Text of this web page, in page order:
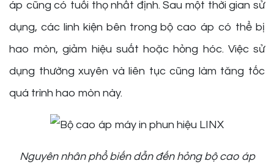
áp cũng có tuổi thọ nhất định. Sau một thời gian sử
dụng, các linh kiện bên trong bộ cao áp có thể bị
hao mòn, giảm hiệu suất hoặc hỏng hóc. Việc sử
dụng thường xuyên và liên tục cũng làm tăng tốc
quá trình hao mòn này.
Nguyên nhân phổ biến dẫn đến hỏng bộ cao áp